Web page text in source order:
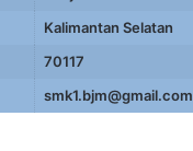
Kalimantan Selatan
70117
smk1.bjm@gmail.com